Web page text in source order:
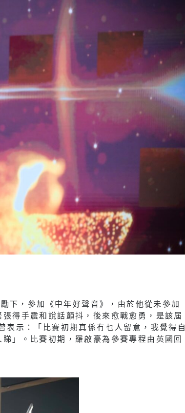
下，參加《中年好聲音》，由於他從未參加
得手震和說話顫抖，後來愈戰愈勇，是該屆
示：「比賽初期真係冇乜人留意，我覺得自
」。比賽初期，羅啟豪為參賽專程由英國回